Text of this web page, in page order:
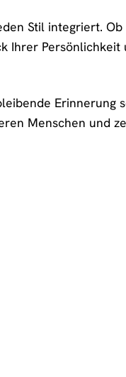
Stil integriert. Ob
Ihrer Persönlichkeit
Erinnerung
Menschen und